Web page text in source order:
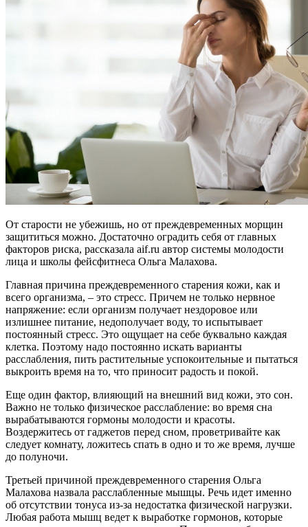
От старости не убежишь, но от преждевременных морщин
защититься можно. Достаточно оградить себя от главных
факторов риска, рассказала aif.ru автор системы молодости
лица и школы фейсфитнеса Ольга Малахова.
Главная причина преждевременного старения кожи, как и
всего организма, – это стресс. Причем не только нервное
напряжение: если организм получает нездоровое или
излишнее питание, недополучает воду, то испытывает
постоянный стресс. Это ощущает на себе буквально каждая
клетка. Поэтому надо постоянно искать варианты
расслабления, пить растительные успокоительные и пытаться
выкроить время на то, что приносит радость и покой.
Еще один фактор, влияющий на внешний вид кожи, это сон.
Важно не только физическое расслабление: во время сна
вырабатываются гормоны молодости и красоты.
Воздержитесь от гаджетов перед сном, проветривайте как
следует комнату, ложитесь спать в одно и то же время, лучше
до полуночи.
Третьей причиной преждевременного старения Ольга
Малахова назвала расслабленные мышцы. Речь идет именно
об отсутствии тонуса из-за недостатка физической нагрузки.
Любая работа мышц ведет к выработке гормонов, которые